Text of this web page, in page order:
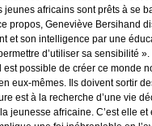
jeunes africains sont prêts à se
propos, Geneviève Bersihand
et son intelligence par une
d’utiliser sa sensibilité
possible de créer ce monde
eux-mêmes. Ils doivent sortir
est à la recherche d’une vie
jeunesse africaine. C’est elle